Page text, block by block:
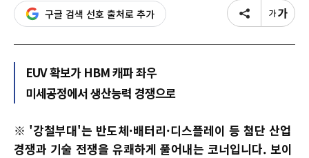
구글 검색 선호 출처로 추가
EUV 확보가 HBM 캐파 좌우
미세공정에서 생산능력 경쟁으로
※ '강철부대'는 반도체·배터리·디스플레이 등 첨단 산업
경쟁과 기술 전쟁을 유쾌하게 풀어내는 코너입니다. 보이